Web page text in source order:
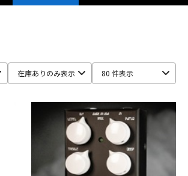
エフェクター
楽器アクセサ
リ
在庫ありのみ表示 80 件表示